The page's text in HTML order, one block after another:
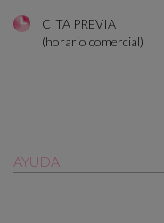
CITA PREVIA
(horario comercial)
AYUDA